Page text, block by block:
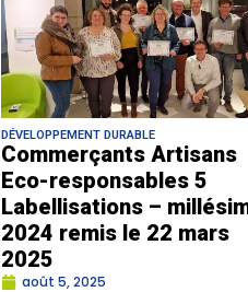
DÉVELOPPEMENT DURABLE
Commerçants Artisans
Eco-responsables 5
Labellisations –
2024 remis le 22 mars
2025
août 5, 2025